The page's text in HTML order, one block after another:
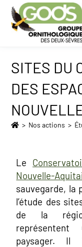
SITES DU
DES
> Nos actions >
Le
Nouvelle-
sauvegarde, la
l’étude des
de la
paysager. Il